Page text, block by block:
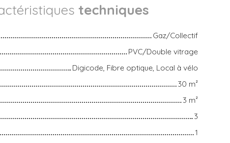
techniques
Gaz/Collectif
PVC/Double vitrage
Digicode, Fibre optique, Local à vélo
30 m²
3 m²
3
1